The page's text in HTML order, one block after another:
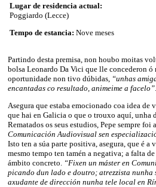
Lugar de residencia actual:
Poggiardo (Lecce)
Tempo de estancia: Nove meses
Partindo desta premisa, non houbo moitas
bolsa Leonardo Da Vici que lle concederon
oportunidade non tivo dúbidas, “unhas
encantadas co resultado, animeime a facelo”
Asegura que estaba emocionado coa idea
que hai en Galicia o que o trouxo aquí, unha
Rematados os seus estudios, Pepe sempre
Comunicación Audiovisual sen
Isto ten a súa parte positiva, asegura, que é
mesmo tempo ten tamén a negativa; a falta
ámbito concreto. “Fixen un máster en
picando dun lado e doutro; atrezzista
axudante de dirección nunha tele local en